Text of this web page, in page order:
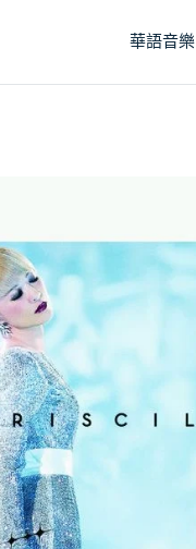
華語音樂
在
相
簿
中